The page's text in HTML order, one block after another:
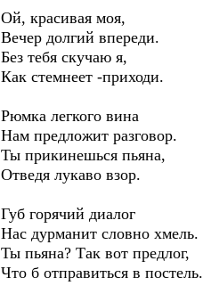
Ой, красивая моя,
Вечер долгий впереди.
Без тебя скучаю я,
Как стемнеет -приходи.
Рюмка легкого вина
Нам предложит разговор.
Ты прикинешься пьяна,
Отведя лукаво взор.
Губ горячий диалог
Нас дурманит словно хмель.
Ты пьяна? Так вот предлог,
Что б отправиться в постель.